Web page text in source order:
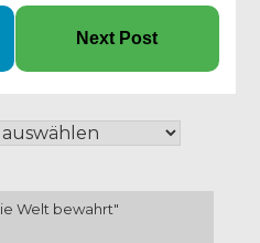
Next Post
Welt bewahrt"